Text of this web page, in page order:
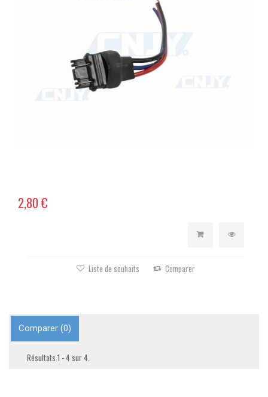
2,80 €
Liste de souhaits Comparer
Comparer (0)
Résultats 1 - 4 sur 4.